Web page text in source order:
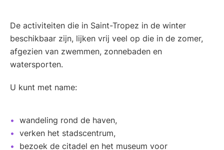
De activiteiten die in Saint-Tropez in de winter
beschikbaar zijn, lijken vrij veel op die in de zomer,
afgezien van zwemmen, zonnebaden en
watersporten.
U kunt met name:
wandeling rond de haven,
verken het stadscentrum,
bezoek de citadel en het museum voor